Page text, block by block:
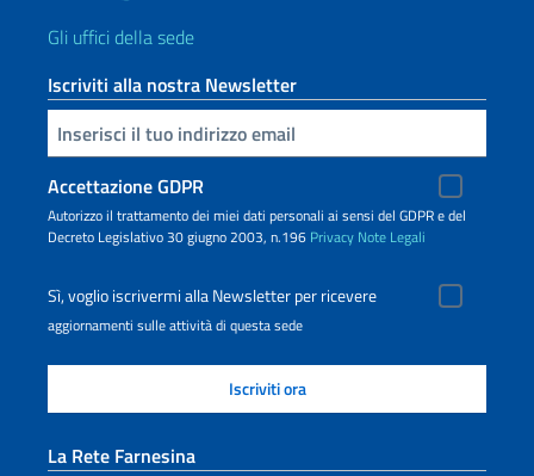
Gli uffici della sede
Iscriviti alla nostra Newsletter
Inserisci la tua email
Accettazione GDPR
Autorizzo il trattamento dei miei dati personali ai sensi del GDPR e del
Decreto Legislativo 30 giugno 2003, n.196 Privacy Note Legali
Sì, voglio iscrivermi alla Newsletter per ricevere
aggiornamenti sulle attività di questa sede
La Rete Farnesina